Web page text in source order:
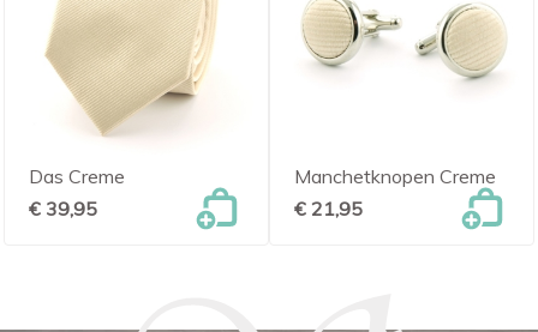
Das Creme
€ 39,95
Manchetknopen Creme
€ 21,95